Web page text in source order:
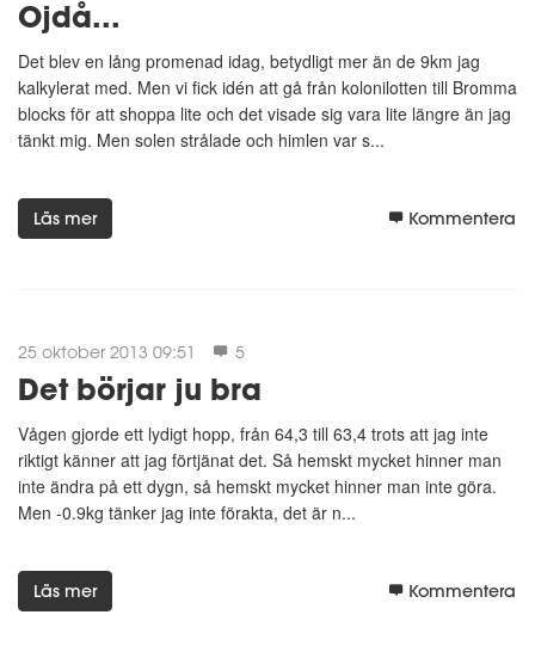
Ojdå...
Det blev en lång promenad idag, betydligt mer än de 9km jag
kalkylerat med. Men vi fick idén att gå från kolonilotten till Bromma
blocks för att shoppa lite och det visade sig vara lite längre än jag
tänkt mig. Men solen strålade och himlen var s...
Läs mer Kommentera
25 oktober 2013 09:51 5
Det börjar ju bra
Vågen gjorde ett lydigt hopp, från 64,3 till 63,4 trots att jag inte
riktigt känner att jag förtjänat det. Så hemskt mycket hinner man
inte ändra på ett dygn, så hemskt mycket hinner man inte göra.
Men -0.9kg tänker jag inte förakta, det är n...
Läs mer Kommentera